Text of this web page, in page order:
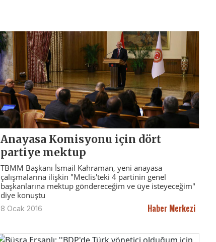
Anayasa Komisyonu için dört
partiye mektup
TBMM Başkanı İsmail Kahraman, yeni anayasa
çalışmalarına ilişkin "Meclis'teki 4 partinin genel
başkanlarına mektup göndereceğim ve üye isteyeceğim"
diye konuştu
8 Ocak 2016 Haber Merkezi